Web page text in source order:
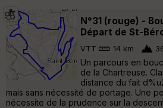
N°31 (rouge) -
Départ de St-
VTT 14 km
Un parcours en
de la Chartreuse.
distance du fait
mais sans nécessité de portage. Une
nécessite de la prudence sur la